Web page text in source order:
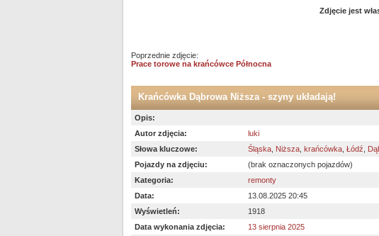
Zdjęcie jest
Poprzednie zdjęcie:
Prace torowe na krańcówce Północna
Krańcówka Dąbrowa Niższa - szyny układają!
Opis:
Autor zdjęcia:
luki
Słowa kluczowe:
Śląska Niższa krańcówka Łódź
Pojazdy na zdjęciu:
(brak oznaczonych pojazdów)
Kategoria:
remonty
Data:
13.08.2025 20:45
Wyświetleń:
1918
Data wykonania zdjęcia:
13 sierpnia 2025